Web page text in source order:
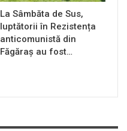
La Sâmbăta de Sus,
luptătorii în Rezistența
anticomunistă din
Făgăraș au fost…